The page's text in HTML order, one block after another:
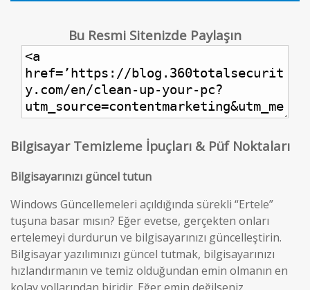
Bu Resmi Sitenizde Paylaşın
Bilgisayar Temizleme İpuçları & Püf Noktaları
Bilgisayarınızı güncel tutun
Windows Güncellemeleri açıldığında sürekli “Ertele”
tuşuna basar mısın? Eğer evetse, gerçekten onları
ertelemeyi durdurun ve bilgisayarınızı güncelleştirin.
Bilgisayar yazılımınızı güncel tutmak, bilgisayarınızı
hızlandırmanın ve temiz olduğundan emin olmanın en